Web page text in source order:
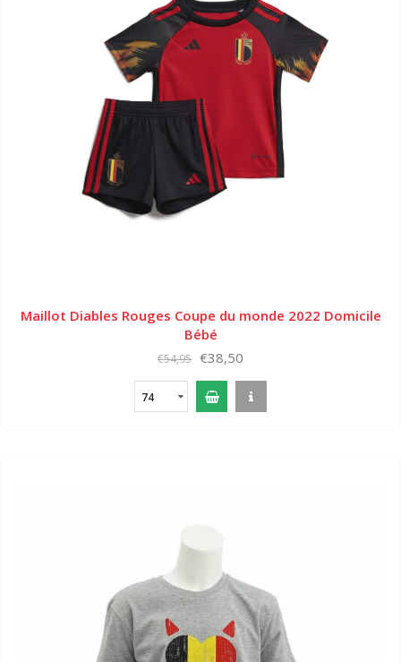
Maillot Diables Rouges Coupe du monde 2022 Domicile
Bébé
€54,95 €38,50
74